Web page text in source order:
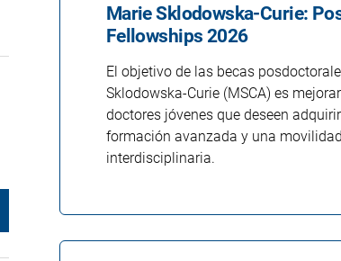
Marie Sklodowska-Curie:
Fellowships 2026
El objetivo de las becas
Sklodowska-Curie (MSCA) es
doctores jóvenes que deseen
formación avanzada y una
interdisciplinaria.